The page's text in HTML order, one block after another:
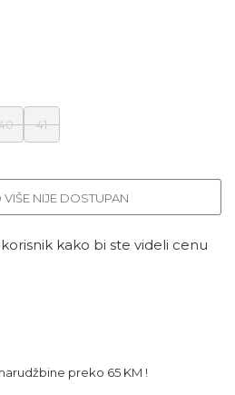
41
NIJE DOSTUPAN
kako bi ste videli cenu
preko 65 KM !